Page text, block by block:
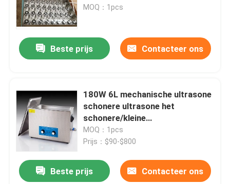
MOQ：1pcs
Beste prijs Contacteer ons
180W 6L mechanische ultrasone
schonere ultrasone het
schonere/kleine
fruitreinigingsmachine van
/industry
MOQ：1pcs
Prijs：$90-$800
Beste prijs Contacteer ons